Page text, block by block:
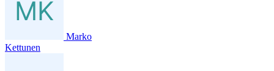
Marko
Kettunen